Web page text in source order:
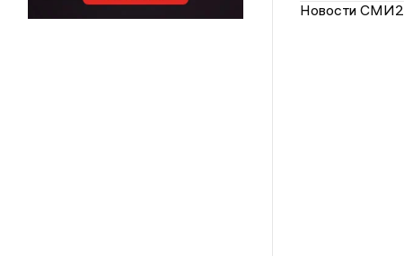
Новости СМИ2